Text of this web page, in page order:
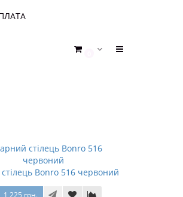
Bonro 516 червоний
1 225 грн.